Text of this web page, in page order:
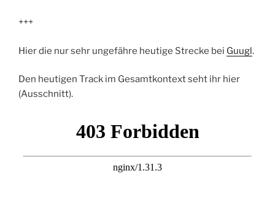
+++
Hier die nur sehr ungefähre heutige Strecke bei Guugl.
Den heutigen Track im Gesamtkontext seht ihr hier
(Ausschnitt).